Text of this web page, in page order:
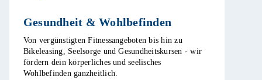
Gesundheit & Wohlbefinden​
Von vergünstigten Fitnessangeboten bis hin zu
Bikeleasing, Seelsorge und Gesundheitskursen - wir
fördern dein körperliches und seelisches
Wohlbefinden ganzheitlich.​